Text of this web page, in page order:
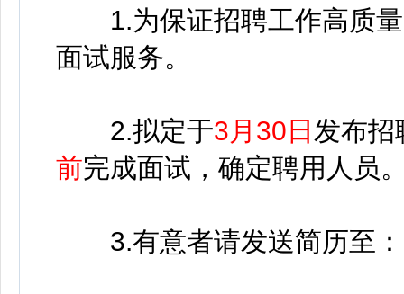
1.为保证招聘工作高质量
面试服务。
2.拟定于3月30日发布招
前完成面试，确定聘用人员
3.有意者请发送简历至：